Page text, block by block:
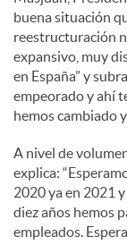
t
e
n
i
buena situación
reestructuración
expansivo, muy
en España” y
empeorado y ahí
hemos cambiado
A nivel de
explica:
2020 ya en 2021
diez años hemos
empleados.